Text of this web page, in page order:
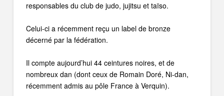
responsables du club de judo, jujitsu et taïso.
Celui-ci a récemment reçu un label de bronze
décerné par la fédération.
Il compte aujourd’hui 44 ceintures noires, et de
nombreux dan (dont ceux de Romain Doré, Ni-dan,
récemment admis au pôle France à Verquin).